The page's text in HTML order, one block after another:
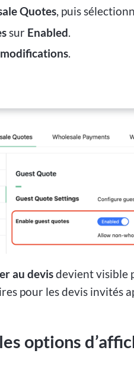
Quotes, puis
sur Enabled
.
au devisdevient visible
pour les devis invités
options